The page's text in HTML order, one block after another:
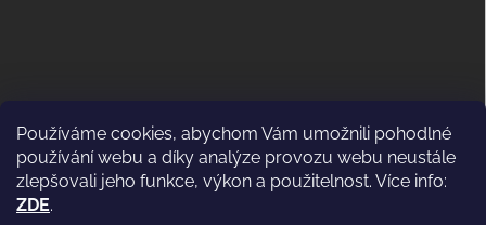
Používáme cookies, abychom Vám umožnili pohodlné
používání webu a díky analýze provozu webu neustále
zlepšovali jeho funkce, výkon a použitelnost. Více info:
ZDE.
ODSTOUPENÍ OD KUPNÍ SMLOUVY
(VRÁCENÍ)